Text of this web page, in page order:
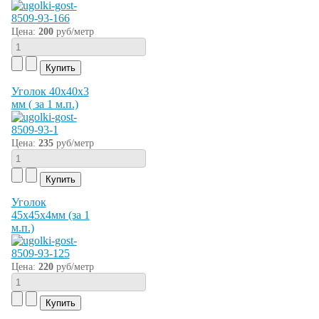
Цена: 200руб/метр
Уголок 40х40х3
мм ( за 1 м.п.)
Цена: 235руб/метр
Уголок
45х45х4мм (за 1
м.п.)
Цена: 220руб/метр